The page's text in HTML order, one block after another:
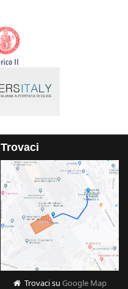
Trovaci
Trovaci su Google Map